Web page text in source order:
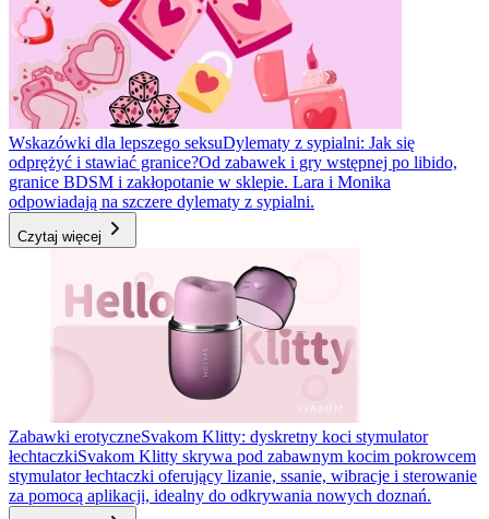
Wskazówki dla lepszego seksuDylematy z sypialni: Jak się
odprężyć i stawiać granice?Od zabawek i gry wstępnej po libido,
granice BDSM i zakłopotanie w sklepie. Lara i Monika
odpowiadają na szczere dylematy z sypialni.
Czytaj więcej
Zabawki erotyczneSvakom Klitty: dyskretny koci stymulator
łechtaczkiSvakom Klitty skrywa pod zabawnym kocim pokrowcem
stymulator łechtaczki oferujący lizanie, ssanie, wibracje i sterowanie
za pomocą aplikacji, idealny do odkrywania nowych doznań.